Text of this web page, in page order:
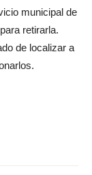
municipal de
retirarla.
de localizar a